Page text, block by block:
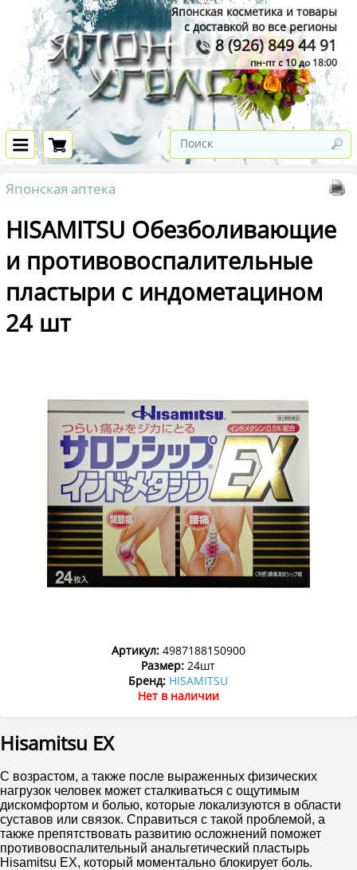
Японская косметика и товары
с доставкой во все регионы
8 (926) 849 44 91
пн-пт с 10 до 18:00
Японская аптека
HISAMITSU Обезболивающие
и противовоспалительные
пластыри с индометацином
24 шт
Артикул:4987188150900
Размер: 24шт
Бренд: HISAMITSU
Нет в наличии
Hisamitsu EX
С возрастом, а также после выраженных физических
нагрузок человек может сталкиваться с ощутимым
дискомфортом и болью, которые локализуются в области
суставов или связок. Справиться с такой проблемой, а
также препятствовать развитию осложнений поможет
противовоспалительный анальгетический пластырь
Hisamitsu EX, который моментально блокирует боль.